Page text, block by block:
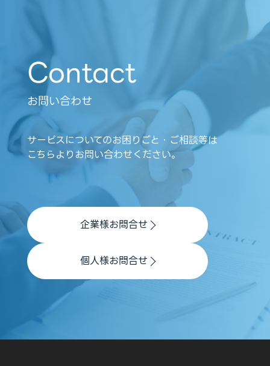
Contact
お問い合わせ
サービスについてのお困りごと・ご相談等は
こちらよりお問い合わせください。
企業様お問合せ
個人様お問合せ